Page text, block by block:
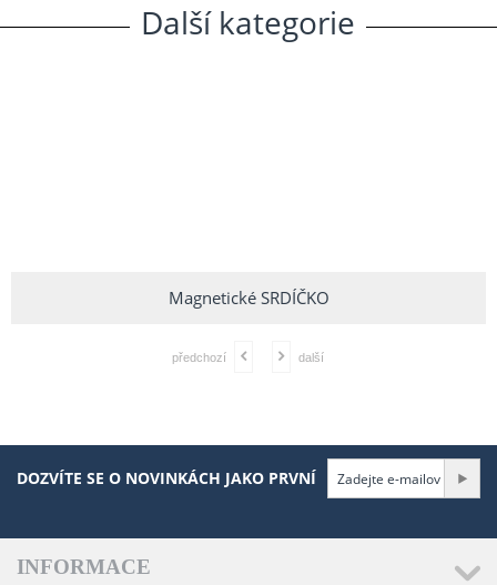
Další. kategorie
Magnetické SRDÍČKO
předchozí další
DOZVÍTE SE O NOVINKÁCH JAKO PRVNÍ
INFORMACE